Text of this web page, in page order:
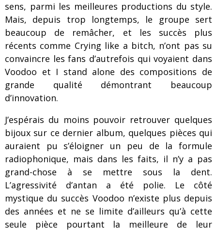
sens, parmi les meilleures productions du style.
Mais, depuis trop longtemps, le groupe sert
beaucoup de remâcher, et les succès plus
récents comme Crying like a bitch, n’ont pas su
convaincre les fans d’autrefois qui voyaient dans
Voodoo et I stand alone des compositions de
grande qualité démontrant beaucoup
d’innovation.
J’espérais du moins pouvoir retrouver quelques
bijoux sur ce dernier album, quelques pièces qui
auraient pu s’éloigner un peu de la formule
radiophonique, mais dans les faits, il n’y a pas
grand-chose à se mettre sous la dent.
L’agressivité d’antan a été polie. Le côté
mystique du succès Voodoo n’existe plus depuis
des années et ne se limite d’ailleurs qu’à cette
seule pièce pourtant la meilleure de leur